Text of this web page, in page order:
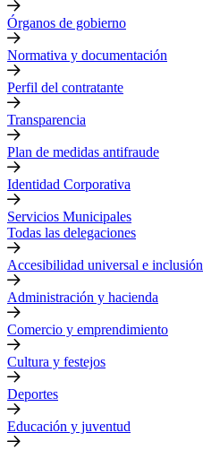
Órganos de gobierno
Normativa y documentación
Perfil del contratante
Transparencia
Plan de medidas antifraude
Identidad Corporativa
Servicios Municipales
Todas las delegaciones
Accesibilidad universal e inclusión
Administración y hacienda
Comercio y emprendimiento
Cultura y festejos
Deportes
Educación y juventud